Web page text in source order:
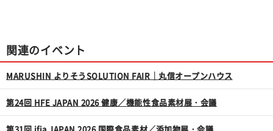
関連のイベント
MARUSHIN よりそうSOLUTION FAIR｜丸信オープンハウス
第24回 HFE JAPAN 2026 健康／機能性食品素材展・会議
第31回 ifia JAPAN 2026 国際食品素材／添加物展・会議